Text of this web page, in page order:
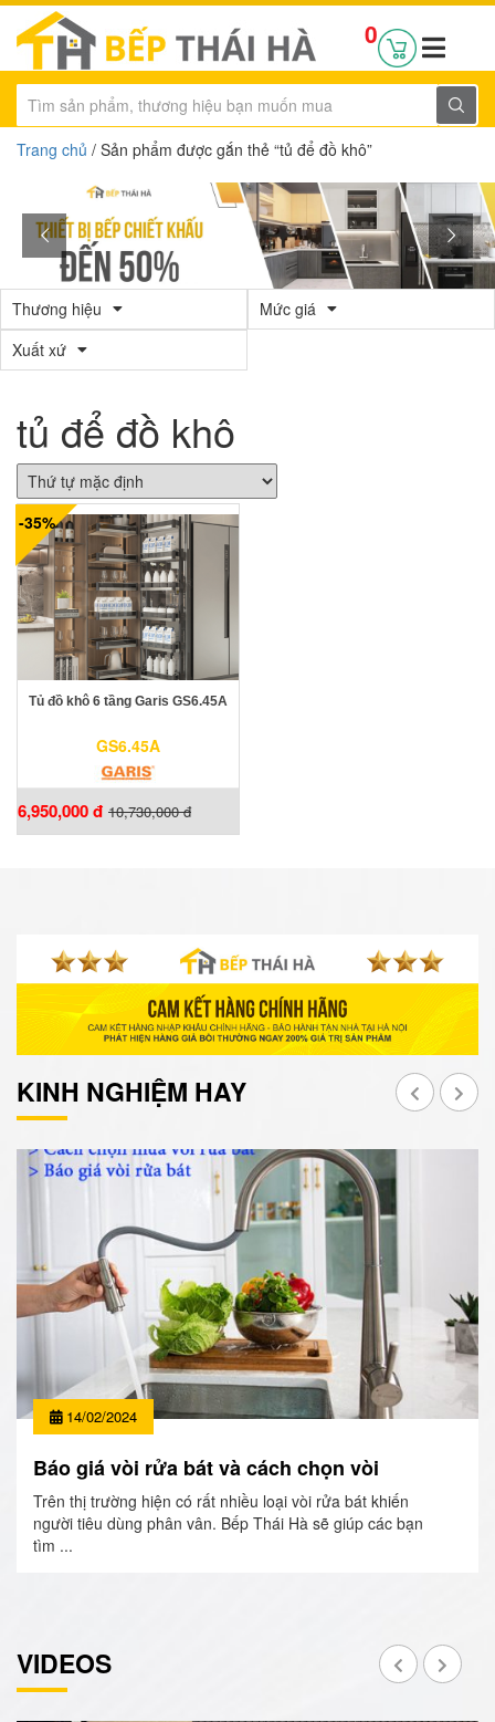
0
Trang chủ / Sản phẩm được gắn thẻ “tủ để đồ khô”
Thương hiệu
Mức giá
Xuất xứ
tủ để đồ khô
-35%
Tủ đồ khô 6 tầng Garis GS6.45A
GS6.45A
6,950,000 đ 10,730,000 đ
KINH NGHIỆM HAY
14/02/2024
Báo giá vòi rửa bát và cách chọn vòi
Trên thị trường hiện có rất nhiều loại vòi rửa bát khiến
người tiêu dùng phân vân. Bếp Thái Hà sẽ giúp các bạn
tìm ...
VIDEOS